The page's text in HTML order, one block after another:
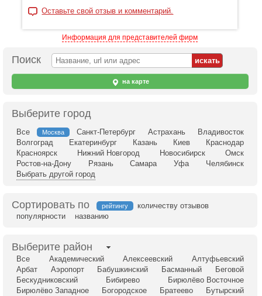
Оставьте свой отзыв и комментарий.
Информация для представителей фирм
Поиск
на карте
Выберите город
Все Москва Санкт-Петербург Астрахань
Владивосток
Волгоград
Екатеринбург Казань Киев
Краснодар
Красноярск
Нижний Новгород Новосибирск
Омск
Ростов-на-Дону
Рязань Самара Уфа
Челябинск
Выбрать другой город
Сортировать по рейтингу
количеству отзывов
популярности
названию
Выберите район
Все Академический Алексеевский
Алтуфьевский
Арбат
Аэропорт Бабушкинский Басманный
Беговой
Бескудниковский
Бибирево
Бирюлёво Восточное
Бирюлёво Западное
Богородское Братеево
Бутырский